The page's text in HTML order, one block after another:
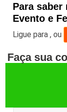
Para saber
Evento e
Ligue para,ou
Faça sua